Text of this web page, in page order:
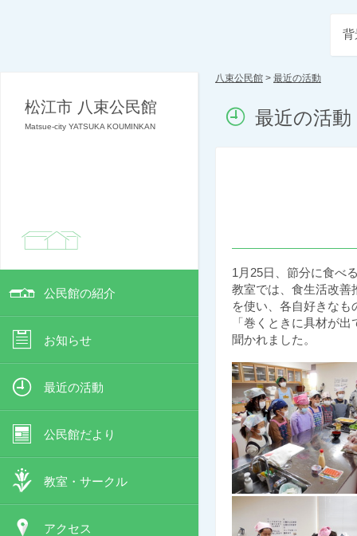
松江市 八束公民館
Matsue-city YATSUKA KOUMINKAN
公民館の紹介
お知らせ
最近の活動
公民館だより
教室・サークル
アクセス
背
八束公民館 > 最近の活動
最近の活動
1月25日、節分に食べ
教室では、食生活改善
を使い、各自好きな
「巻くときに具材が
聞かれました。